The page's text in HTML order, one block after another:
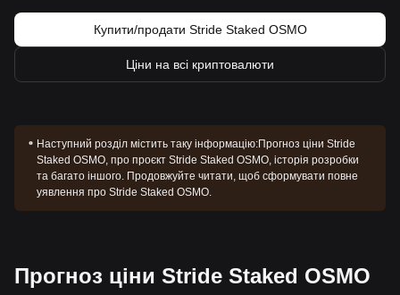
Купити/продати Stride Staked OSMO
Ціни на всі криптовалюти
Наступний розділ містить таку інформацію:Прогноз ціни Stride
Staked OSMO, про проєкт Stride Staked OSMO, історія розробки
та багато іншого. Продовжуйте читати, щоб сформувати повне
уявлення про Stride Staked OSMO.
Прогноз ціни Stride Staked OSMO